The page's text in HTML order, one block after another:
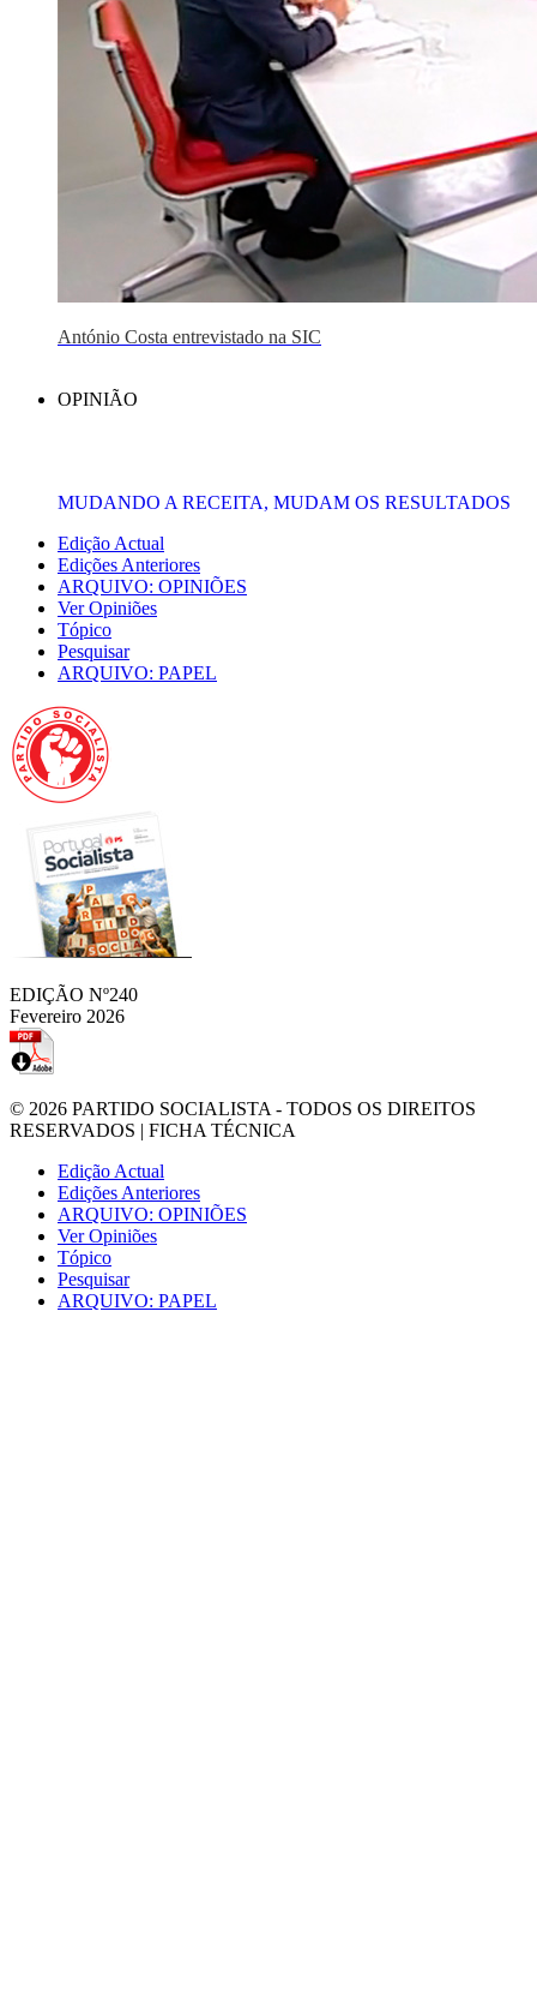
António Costa entrevistado na SIC
OPINIÃO
MUDANDO A RECEITA, MUDAM OS RESULTADOS
Edição Actual
Edições Anteriores
ARQUIVO: OPINIÕES
Ver Opiniões
Tópico
Pesquisar
ARQUIVO: PAPEL
EDIÇÃO Nº240
Fevereiro 2026
© 2026 PARTIDO SOCIALISTA - TODOS OS DIREITOS
RESERVADOS | FICHA TÉCNICA
Edição Actual
Edições Anteriores
ARQUIVO: OPINIÕES
Ver Opiniões
Tópico
Pesquisar
ARQUIVO: PAPEL